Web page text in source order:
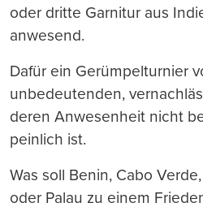
oder dritte Garnitur aus
anwesend.
Dafür ein Gerümpelturnier
unbedeutenden,
deren Anwesenheit nicht
peinlich ist.
Was soll Benin, Cabo
oder Palau zu einem